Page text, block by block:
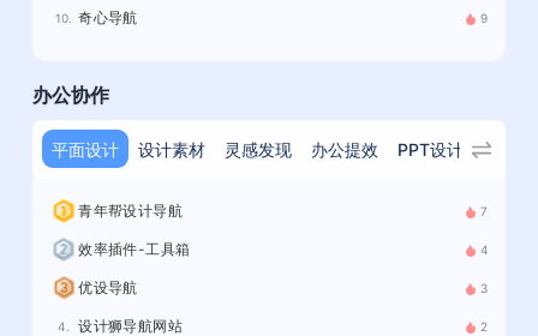
10. 奇心导航 9
办公协作
平面设计 设计素材 灵感发现 办公提效 PPT设计 在线工
青年帮设计导航 7
效率插件-工具箱 4
优设导航 3
4. 设计狮导航网站 2